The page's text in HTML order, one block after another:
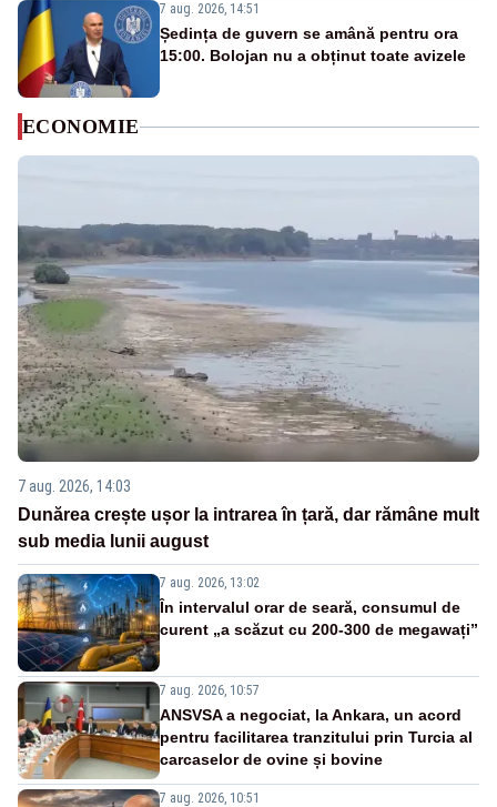
7 aug. 2026, 14:51
Ședința de guvern se amână pentru ora
15:00. Bolojan nu a obținut toate avizele
ECONOMIE
7 aug. 2026, 14:03
Dunărea crește ușor la intrarea în țară, dar rămâne mult
sub media lunii august
7 aug. 2026, 13:02
În intervalul orar de seară, consumul de
curent „a scăzut cu 200-300 de megawați”
7 aug. 2026, 10:57
ANSVSA a negociat, la Ankara, un acord
pentru facilitarea tranzitului prin Turcia al
carcaselor de ovine și bovine
7 aug. 2026, 10:51